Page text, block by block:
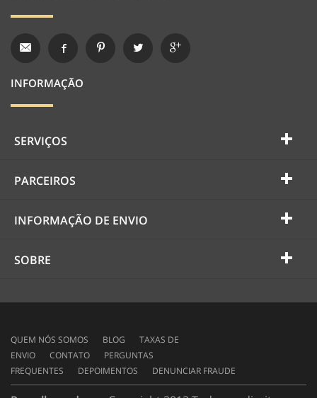
INFORMAÇÃO
SERVIÇOS
PARCEIROS
INFORMAÇÃO DE ENVIO
SOBRE
QUEM NÓS SOMOS BLOG
TAXAS DE
ENVIO
CONTATO
PERGUNTAS
FREQUENTES
DEPOIMENTOS DENUNCIAR FRAUDE